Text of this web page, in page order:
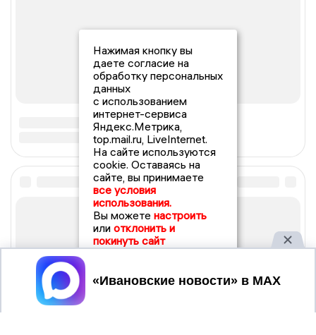
Нажимая кнопку вы
даете согласие на
обработку персональных
данных
с использованием
интернет-сервиса
Яндекс.Метрика,
top.mail.ru, LiveInternet.
На сайте используются
cookie. Оставаясь на
сайте, вы принимаете
все условия
использования.
Вы можете настроить
или отклонить и
покинуть сайт
Принять